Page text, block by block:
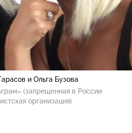
и Ольга Бузова
(запрещенная в России
организация)